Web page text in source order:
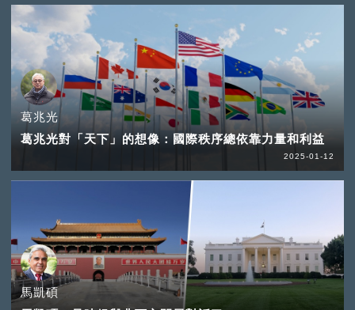
葛兆光
葛兆光對「天下」的想像：國際秩序總依靠力量和利益
2025-01-12
馬凱碩